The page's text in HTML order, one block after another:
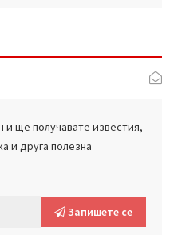
ще получавате известия,
и друга полезна
Запишете се